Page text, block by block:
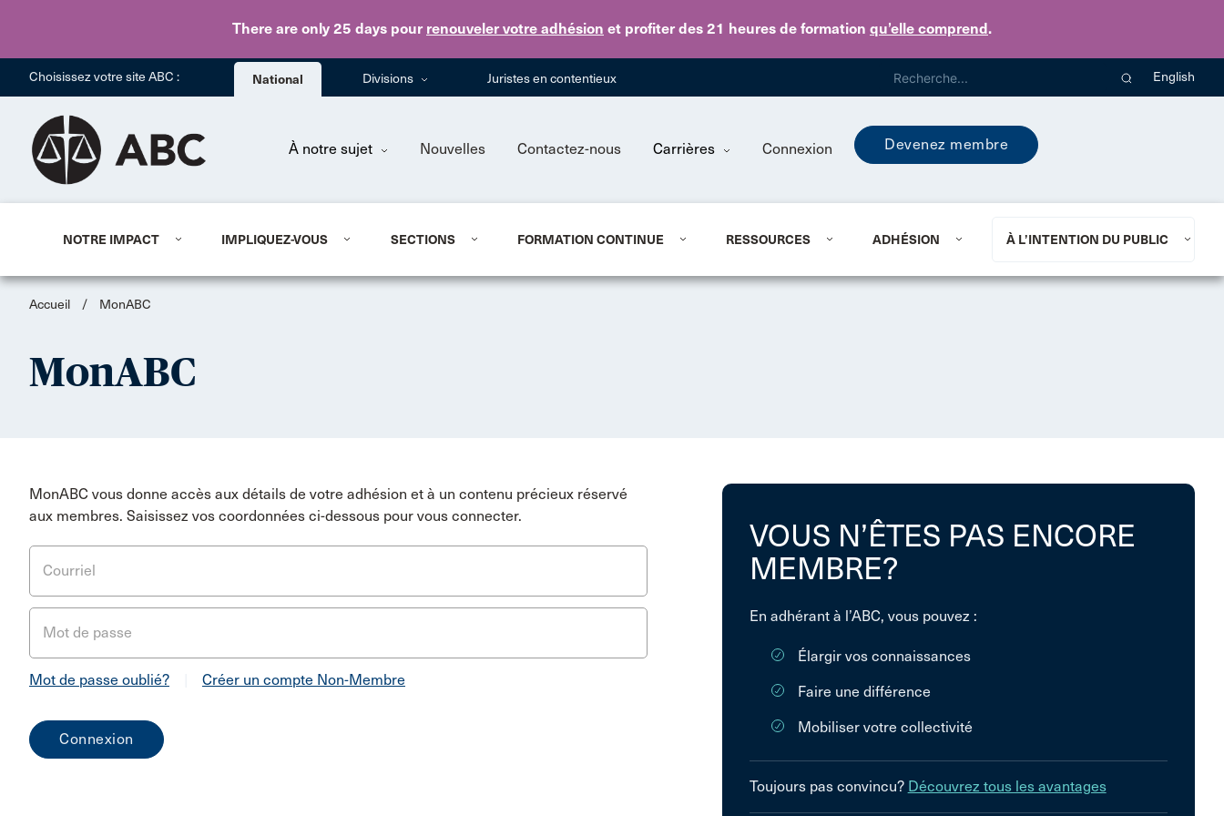
There are only 25 days pour renouveler votre adhésion et profiter des 21 heures de formation qu’elle comprend.
Skip to main content
Choisissez votre site ABC : National Divisions Juristes en contentieux English
À notre sujet Nouvelles Contactez-nous Carrières Connexion Devenez membre
NOTRE IMPACT IMPLIQUEZ-VOUS SECTIONS FORMATION CONTINUE RESSOURCES ADHÉSION À L’INTENTION DU PUBLIC
Accueil / MonABC
MonABC
MonABC vous donne accès aux détails de votre adhésion et à un contenu précieux réservé
aux membres. Saisissez vos coordonnées ci-dessous pour vous connecter.
Courriel
Mot de passe
Mot de passe oublié? Créer un compte Non-Membre
VOUS N’ÊTES PAS ENCORE
MEMBRE?
En adhérant à l’ABC, vous pouvez :
Élargir vos connaissances
Faire une différence
Mobiliser votre collectivité
Toujours pas convincu? Découvrez tous les avantages